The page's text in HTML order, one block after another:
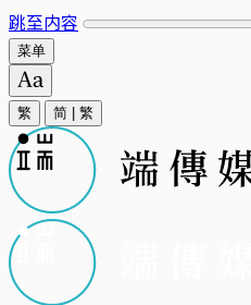
跳至内容
菜单
繁 简 繁